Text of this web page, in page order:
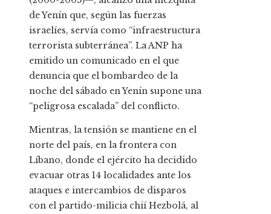
de Yenín que, según las fuerzas
israelíes, servía como “infraestructura
terrorista subterránea”. La ANP ha
emitido un comunicado en el que
denuncia que el bombardeo de la
noche del sábado en Yenín supone una
“peligrosa escalada” del conflicto.
Mientras, la tensión se mantiene en el
norte del país, en la frontera con
Líbano, donde el ejército ha decidido
evacuar otras 14 localidades ante los
ataques e intercambios de disparos
con el partido-milicia chií Hezbolá, al